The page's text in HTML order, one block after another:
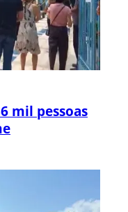
mil pessoas